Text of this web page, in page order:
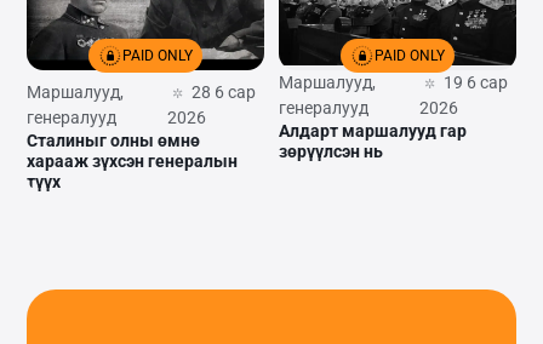
PAID ONLY
Маршалууд,
генералууд
28 6 сар
2026
Сталиныг олны өмнө
харааж зүхсэн генералын
түүх
PAID ONLY
Маршалууд,
генералууд
19 6 сар
2026
Алдарт маршалууд гар
зөрүүлсэн нь